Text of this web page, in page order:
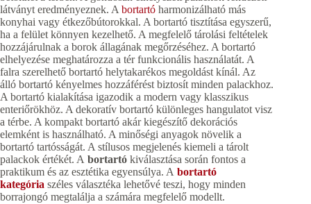
látványt eredményeznek. Abortartó harmonizálható más
konyhai vagy étkezőbútorokkal. A bortartó tisztítása egyszerű,
ha a felület könnyen kezelhető. A megfelelő tárolási feltételek
hozzájárulnak a borok állagának megőrzéséhez. A bortartó
elhelyezése meghatározza a tér funkcionális használatát. A
falra szerelhető bortartó helytakarékos megoldást kínál. Az
álló bortartó kényelmes hozzáférést biztosít minden palackhoz.
A bortartó kialakítása igazodik a modern vagy klasszikus
enteriőrökhöz. A dekoratív bortartó különleges hangulatot visz
a térbe. A kompakt bortartó akár kiegészítő dekorációs
elemként is használható. A minőségi anyagok növelik a
bortartó tartósságát. A stílusos megjelenés kiemeli a tárolt
palackok értékét. A bortartó kiválasztása során fontos a
praktikum és az esztétika egyensúlya. A bortartó
kategória széles választéka lehetővé teszi, hogy minden
borrajongó megtalálja a számára megfelelő modellt.